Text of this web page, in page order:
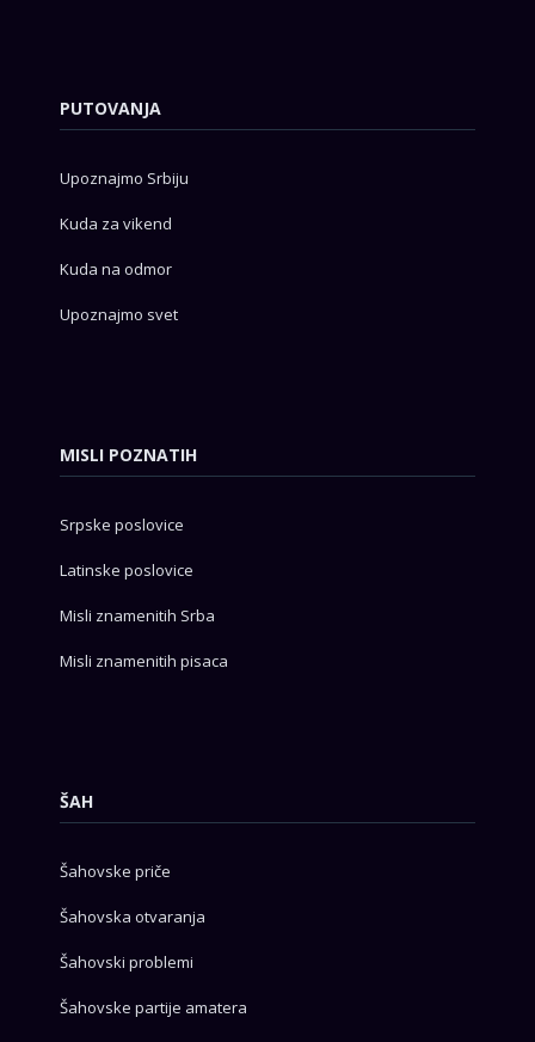
PUTOVANJA
Upoznajmo Srbiju
Kuda za vikend
Kuda na odmor
Upoznajmo svet
MISLI POZNATIH
Srpske poslovice
Latinske poslovice
Misli znamenitih Srba
Misli znamenitih pisaca
ŠAH
Šahovske priče
Šahovska otvaranja
Šahovski problemi
Šahovske partije amatera